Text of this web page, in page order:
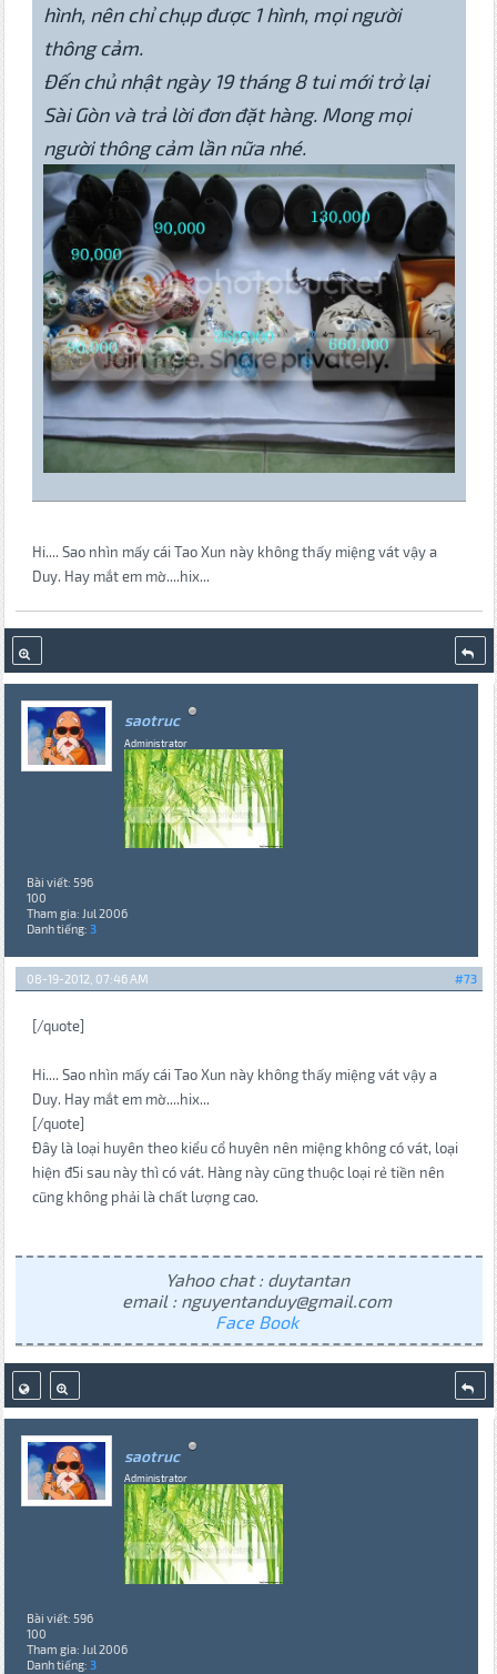
hình, nên chỉ chụp được 1 hình, mọi người
thông cảm.
Đến chủ nhật ngày 19 tháng 8 tui mới trở lại
Sài Gòn và trả lời đơn đặt hàng. Mong mọi
người thông cảm lần nữa nhé.
Hi.... Sao nhìn mấy cái Tao Xun này không thấy miệng vát vậy a
Duy. Hay mắt em mờ....hix...
saotruc
Administrator
Bài viết: 596
100
Tham gia: Jul 2006
Danh tiếng: 3
#73
08-19-2012, 07:46 AM
[/quote]
Hi.... Sao nhìn mấy cái Tao Xun này không thấy miệng vát vậy a
Duy. Hay mắt em mờ....hix...
[/quote]
Đây là loại huyên theo kiểu cổ huyên nên miệng không có vát, loại
hiện đ5i sau này thì có vát. Hàng này cũng thuộc loại rẻ tiền nên
cũng không phải là chất lượng cao.
Yahoo chat : duytantan
email : nguyentanduy@gmail.com
Face Book
saotruc
Administrator
Bài viết: 596
100
Tham gia: Jul 2006
Danh tiếng: 3